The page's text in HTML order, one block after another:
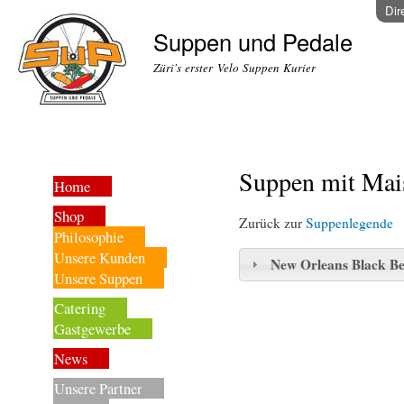
Suppen und Pedale
Züri's erster Velo Suppen Kurier
Home
Shop
Philosophie
Unsere Kunden
Unsere Suppen
Catering
Gastgewerbe
News
Unsere Partner
Suppen mit
Zurück zurSuppenlegende
New Orleans Black